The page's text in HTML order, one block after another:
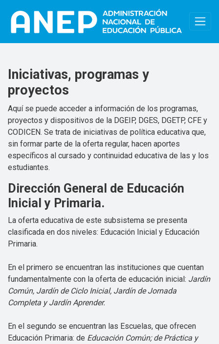
Iniciativas, programas y
proyectos
Aquí se puede acceder a información de los programas,
proyectos y dispositivos de la DGEIP, DGES, DGETP, CFE y
CODICEN. Se trata de iniciativas de política educativa que,
sin formar parte de la oferta regular, hacen aportes
específicos al cursado y continuidad educativa de las y los
estudiantes.
Dirección General de Educación
Inicial y Primaria.
La oferta educativa de este subsistema se presenta
clasificada en dos niveles: Educación Inicial y Educación
Primaria.
En el primero se encuentran las instituciones que cuentan
fundamentalmente con la oferta de educación inicial: Jardín
Común, Jardín de Ciclo Inicial, Jardín de Jornada
Completa y Jardín Aprender.
En el segundo se encuentran las Escuelas, que ofrecen
Educación Primaria: de Educación Común; de Práctica y